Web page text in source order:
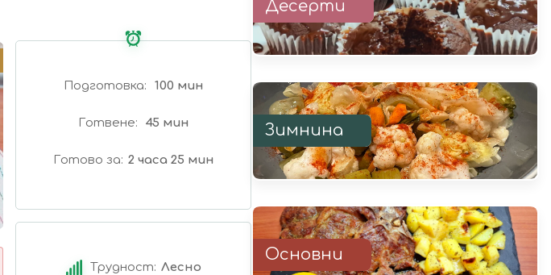
Подготовка 100 мин
Готвене 45 мин
Готово за 2 часа 25 мин
Трудност: Лесно
Десерти
Зимнина
Основни